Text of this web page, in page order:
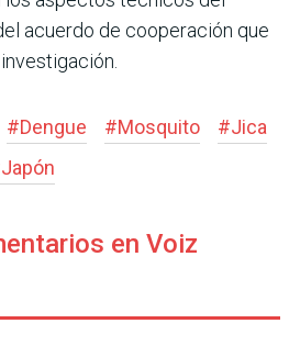
acuerdo de cooperación que
#Dengue #Mosquito #Jica
Japón
en Voiz